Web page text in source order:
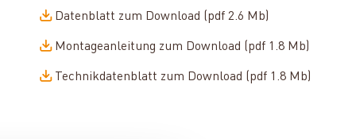
Datenblatt zum Download (pdf 2.6 Mb)
Montageanleitung zum Download (pdf 1.8 Mb)
Technikdatenblatt zum Download (pdf 1.8 Mb)